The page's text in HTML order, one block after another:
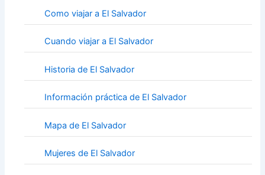
Como viajar a El Salvador
Cuando viajar a El Salvador
Historia de El Salvador
Información práctica de El Salvador
Mapa de El Salvador
Mujeres de El Salvador